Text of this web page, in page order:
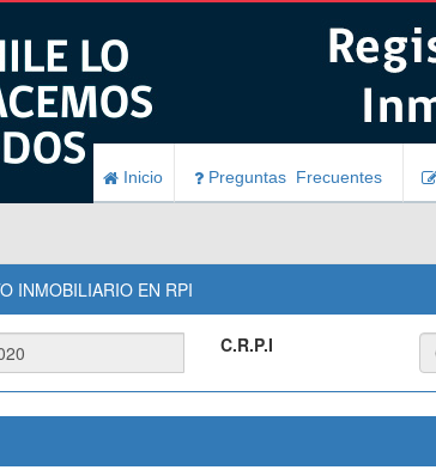
Inicio Preguntas Frecuentes
INMOBILIARIO EN RPI
C.R.P.I